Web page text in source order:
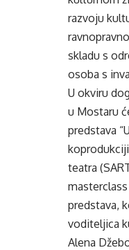
razvoju
skladu s
osoba s
U okviru
u Mostaru
predstava
teatra
predstava,
voditeljica
Alena